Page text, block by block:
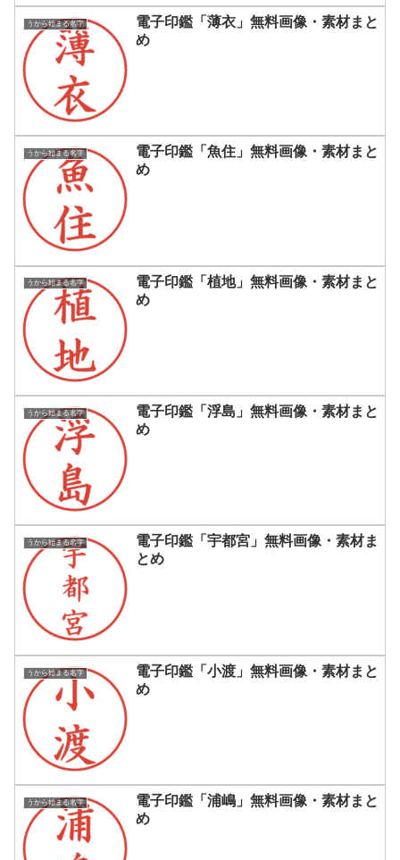
うから始まる名字
電子印鑑「薄衣」無料画像・素材まと
め
うから始まる名字
電子印鑑「魚住」無料画像・素材まと
め
うから始まる名字
電子印鑑「植地」無料画像・素材まと
め
うから始まる名字
電子印鑑「浮島」無料画像・素材まと
め
うから始まる名字
電子印鑑「宇都宮」無料画像・素材ま
とめ
うから始まる名字
電子印鑑「小渡」無料画像・素材まと
め
うから始まる名字
電子印鑑「浦嶋」無料画像・素材まと
め